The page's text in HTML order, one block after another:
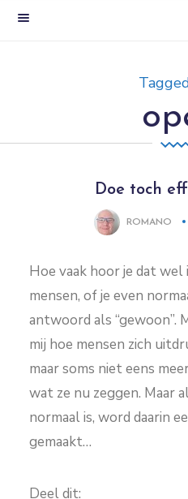
Doe toch
ROMANO
Hoe vaak hoor je dat
mensen, of je even
antwoord als “gewoon”.
mij hoe mensen zich
maar soms niet eens
wat ze nu zeggen. Maar
normaal is, word daarin
gemaakt…
Deel dit: